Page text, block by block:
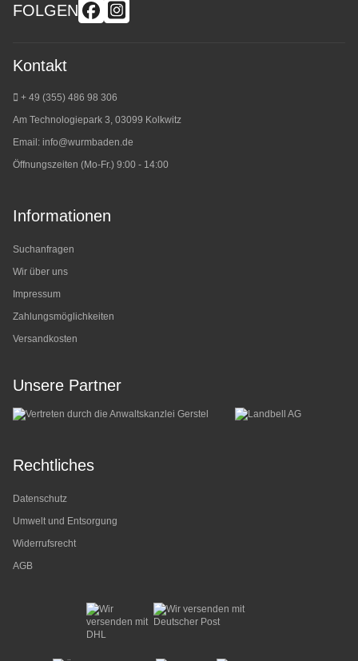
FOLGEN
Kontakt
+ 49 (355) 486 98 306
Am Technologiepark 3, 03099 Kolkwitz
Email: info@wurmbaden.de
Öffnungszeiten (Mo-Fr.) 9:00 - 14:00
Informationen
Suchanfragen
Wir über uns
Impressum
Zahlungsmöglichkeiten
Versandkosten
Unsere Partner
Rechtliches
Datenschutz
Umwelt und Entsorgung
Widerrufsrecht
AGB